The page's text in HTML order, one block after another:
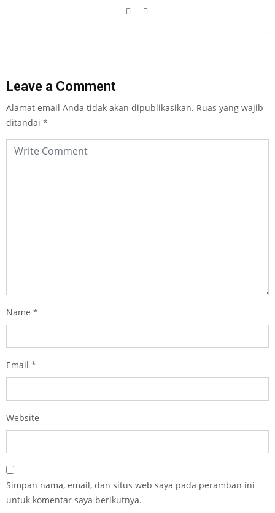
Leave a Comment
Alamat email Anda tidak akan dipublikasikan. Ruas yang wajib
ditandai *
Name *
Email *
Website
Simpan nama, email, dan situs web saya pada peramban ini
untuk komentar saya berikutnya.